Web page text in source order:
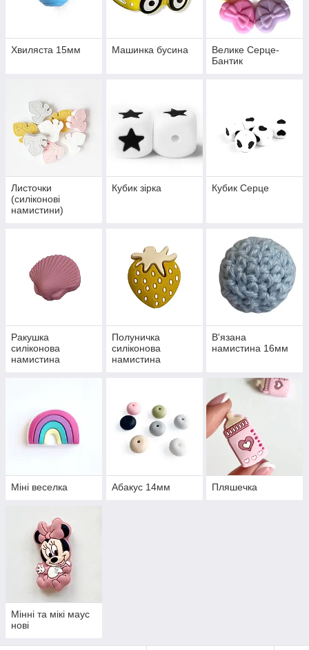
Хвиляста 15мм Машинка бусина
Велике Серце-
Бантик
Листочки
(силіконові
намистини)
Кубик зірка Кубик Серце
Ракушка
силіконова
намистина
Полуничка
силіконова
намистина
В'язана
намистина 16мм
Міні веселка Абакус 14мм Пляшечка
Мінні та мікі маус
нові